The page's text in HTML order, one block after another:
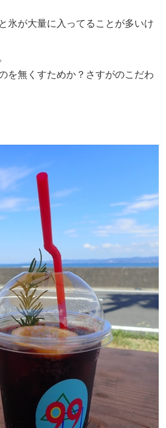
氷が大量に入ってることが多いけ
を無くすためか？さすがのこだわ